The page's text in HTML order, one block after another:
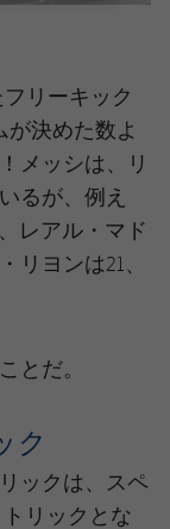
リーキック
決めた数よ
メッシは、リ
るが、例え
レアル・マド
リヨンは21、
とだ。
ク
ックは、スペ
リックとな